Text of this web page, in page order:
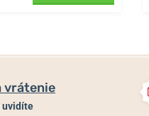
vrátenie
uvidíte